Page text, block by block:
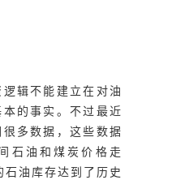
辑不能建立在对油
的事实。不过最近
多数据，这些数据
石油和煤炭价格走
油库存达到了历史